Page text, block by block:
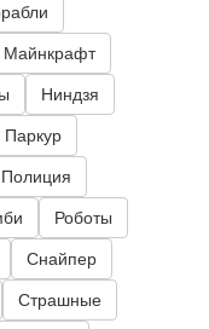
Майнкрафт
Ниндзя
Паркур
Полиция
Роботы
Снайпер
Страшные